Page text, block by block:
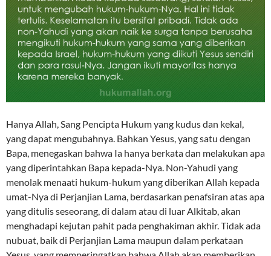
Hanya Allah, Sang Pencipta Hukum yang kudus dan kekal,
yang dapat mengubahnya. Bahkan Yesus, yang satu dengan
Bapa, menegaskan bahwa Ia hanya berkata dan melakukan apa
yang diperintahkan Bapa kepada-Nya. Non-Yahudi yang
menolak menaati hukum-hukum yang diberikan Allah kepada
umat-Nya di Perjanjian Lama, berdasarkan penafsiran atas apa
yang ditulis seseorang, di dalam atau di luar Alkitab, akan
menghadapi kejutan pahit pada penghakiman akhir. Tidak ada
nubuat, baik di Perjanjian Lama maupun dalam perkataan